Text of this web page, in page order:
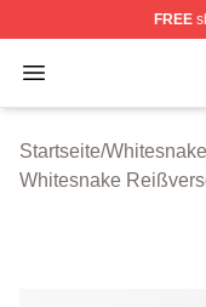
FREE
Open menu
Whitesnake
Startseite/
Whitesnake